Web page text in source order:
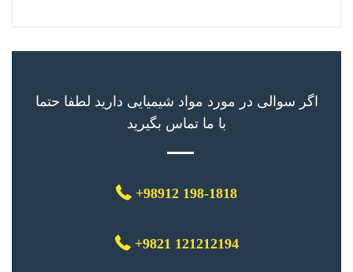
اگر سوالی در مورد مواد شیمیایی دارید لطفا حتما
با ما تماس بگیرید
+98912 198-1818
+9821 121212194